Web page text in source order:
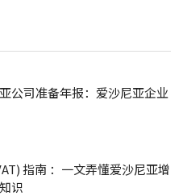
公司准备年报：爱沙尼亚企业
指南 ：一文弄懂爱沙尼亚增
识